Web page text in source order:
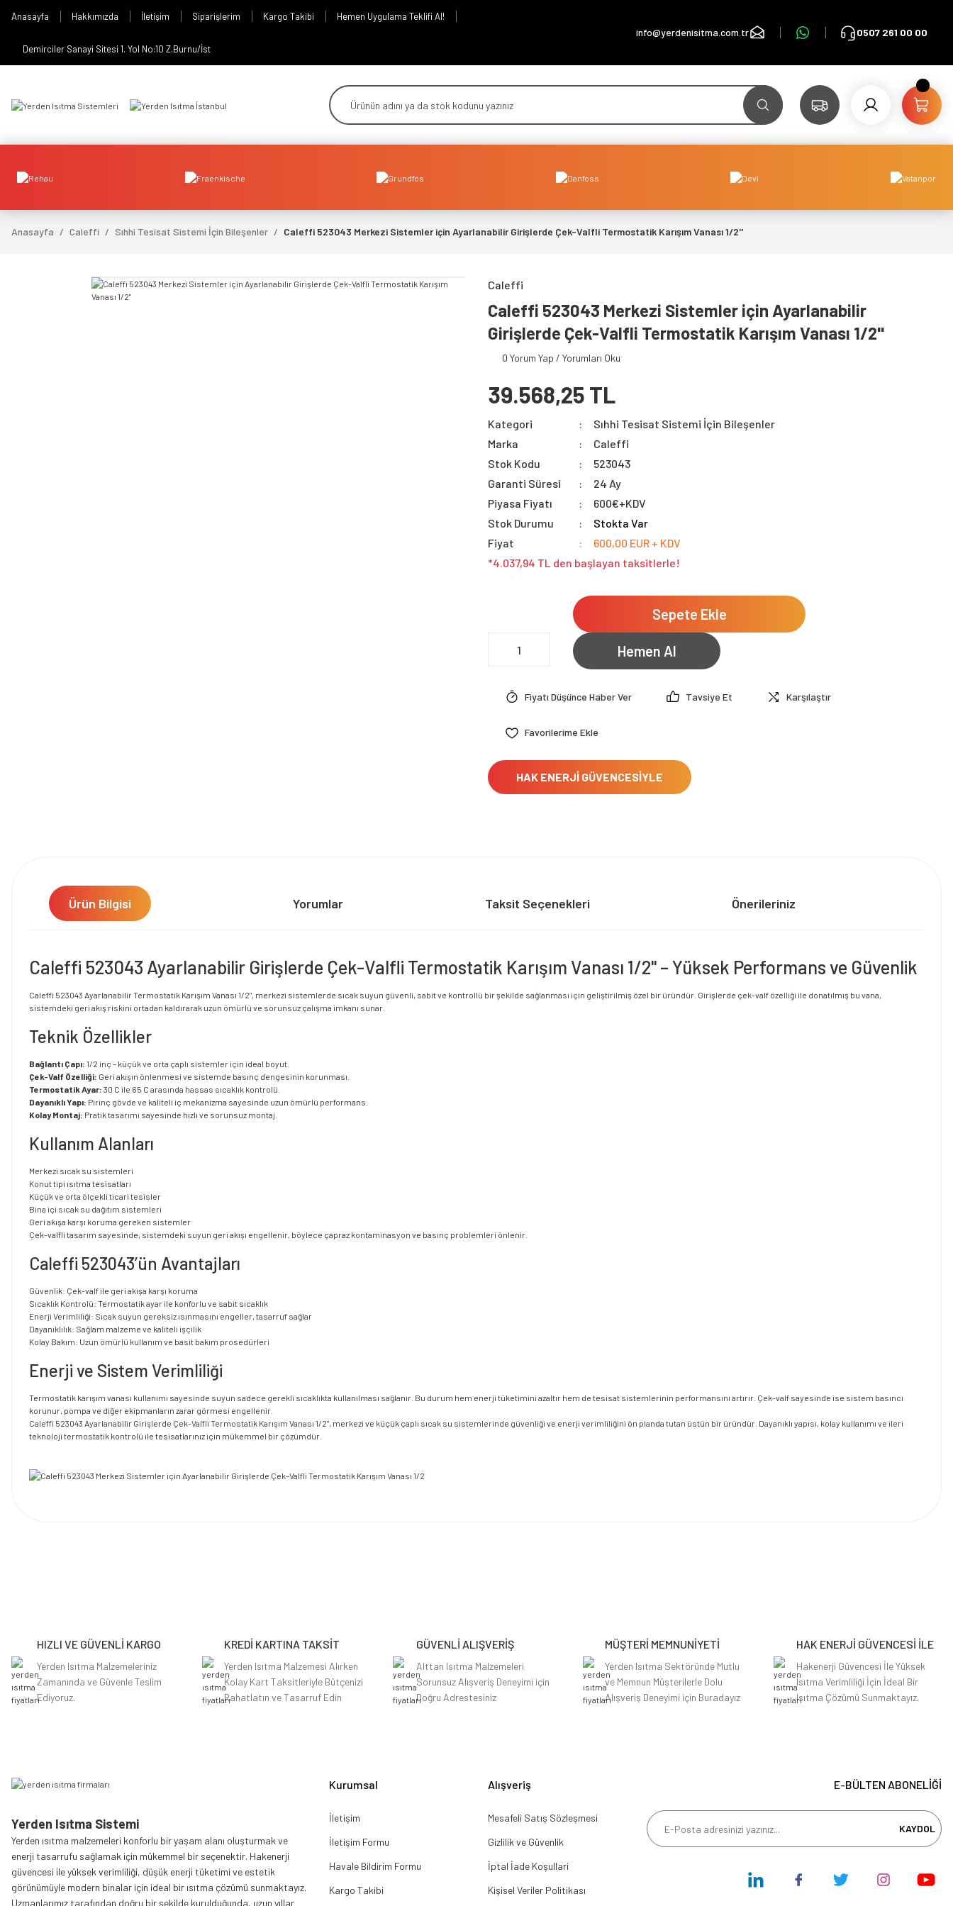
Anasayfa Hakkımızda İletişim Siparişlerim Kargo Takibi Hemen Uygulama Teklifi Al!
Demirciler Sanayi Sitesi 1. Yol No:10 Z.Burnu/İst
info@yerdenisitma.com.tr 0507 261 00 00
Anasayfa Caleffi Sıhhi Tesisat Sistemi İçin Bileşenler Caleffi 523043 Merkezi Sistemler için Ayarlanabilir Girişlerde Çek-Valfli Termostatik Karışım Vanası 1/2''
Caleffi
Caleffi 523043 Merkezi Sistemler için Ayarlanabilir
Girişlerde Çek-Valfli Termostatik Karışım Vanası 1/2''
0 Yorum Yap / Yorumları Oku
39.568,25 TL
Kategori
Sıhhi Tesisat Sistemi İçin Bileşenler
Marka
Caleffi
Stok Kodu
523043
Garanti Süresi
24 Ay
Piyasa Fiyatı
600€+KDV
Stok Durumu
Stokta Var
Fiyat
600,00 EUR + KDV
*4.037,94 TL den başlayan taksitlerle!
Sepete Ekle
Hemen Al
Fiyatı Düşünce Haber Ver Tavsiye Et Karşılaştır
HAK ENERJİ GÜVENCESİYLE
Ürün Bilgisi Yorumlar Taksit Seçenekleri Önerileriniz
Caleffi 523043 Ayarlanabilir Girişlerde Çek-Valfli Termostatik Karışım Vanası 1/2" – Yüksek Performans ve Güvenlik
Caleffi 523043 Ayarlanabilir Termostatik Karışım Vanası 1/2", merkezi sistemlerde sıcak suyun güvenli, sabit ve kontrollü bir şekilde sağlanması için geliştirilmiş özel bir üründür. Girişlerde çek-valf özelliği ile donatılmış bu vana,
sistemdeki geri akış riskini ortadan kaldırarak uzun ömürlü ve sorunsuz çalışma imkanı sunar.
Teknik Özellikler
Bağlantı Çapı: 1/2 inç – küçük ve orta çaplı sistemler için ideal boyut.
Çek-Valf Özelliği: Geri akışın önlenmesi ve sistemde basınç dengesinin korunması.
Termostatik Ayar: 30 C ile 65 C arasında hassas sıcaklık kontrolü.
Dayanıklı Yapı: Pirinç gövde ve kaliteli iç mekanizma sayesinde uzun ömürlü performans.
Kolay Montaj: Pratik tasarımı sayesinde hızlı ve sorunsuz montaj.
Kullanım Alanları
Merkezi sıcak su sistemleri
Konut tipi ısıtma tesisatları
Küçük ve orta ölçekli ticari tesisler
Bina içi sıcak su dağıtım sistemleri
Geri akışa karşı koruma gereken sistemler
Çek-valfli tasarım sayesinde, sistemdeki suyun geri akışı engellenir, böylece çapraz kontaminasyon ve basınç problemleri önlenir.
Caleffi 523043’ün Avantajları
Güvenlik: Çek-valf ile geri akışa karşı koruma
Sıcaklık Kontrolü: Termostatik ayar ile konforlu ve sabit sıcaklık
Enerji Verimliliği: Sıcak suyun gereksiz ısınmasını engeller, tasarruf sağlar
Dayanıklılık: Sağlam malzeme ve kaliteli işçilik
Kolay Bakım: Uzun ömürlü kullanım ve basit bakım prosedürleri
Enerji ve Sistem Verimliliği
Termostatik karışım vanası kullanımı sayesinde suyun sadece gerekli sıcaklıkta kullanılması sağlanır. Bu durum hem enerji tüketimini azaltır hem de tesisat sistemlerinin performansını artırır. Çek-valf sayesinde ise sistem basıncı
korunur, pompa ve diğer ekipmanların zarar görmesi engellenir.
Caleffi 523043 Ayarlanabilir Girişlerde Çek-Valfli Termostatik Karışım Vanası 1/2", merkezi ve küçük çaplı sıcak su sistemlerinde güvenliği ve enerji verimliliğini ön planda tutan üstün bir üründür. Dayanıklı yapısı, kolay kullanımı ve ileri
teknoloji termostatik kontrolü ile tesisatlarınız için mükemmel bir çözümdür.
Ürün bilgilerinde hatalar bulunuyor.
Ürün fiyatı diğer sitelerden daha pahalı.
Bu ürüne benzer farklı alternatifler olmalı.
HIZLI VE GÜVENLİ KARGO
Yerden Isıtma Malzemeleriniz
Zamanında ve Güvenle Teslim
Ediyoruz.
KREDİ KARTINA TAKSİT
Yerden Isıtma Malzemesi Alırken
Kolay Kart Taksitleriyle Bütçenizi
Rahatlatın ve Tasarruf Edin
GÜVENLİ ALIŞVERİŞ
Alttan Isıtma Malzemeleri
Sorunsuz Alışveriş Deneyimi için
Doğru Adrestesiniz
MÜŞTERİ MEMNUNİYETİ
Yerden Isıtma Sektöründe Mutlu
ve Memnun Müşterilerle Dolu
Alışveriş Deneyimi için Buradayız
HAK ENERJİ GÜVENCESİ İLE
Hakenerji Güvencesi İle Yüksek
Isıtma Verimliliği İçin İdeal Bir
Isıtma Çözümü Sunmaktayız.
Yerden Isıtma Sistemi
Yerden ısıtma malzemeleri konforlu bir yaşam alanı oluşturmak ve
enerji tasarrufu sağlamak için mükemmel bir seçenektir. Hakenerji
güvencesi ile yüksek verimliliği, düşük enerji tüketimi ve estetik
görünümüyle modern binalar için ideal bir ısıtma çözümü sunmaktayız.
Uzmanlarımız tarafından doğru bir şekilde kurulduğunda, uzun yıllar
Kurumsal
İletişim
İletişim Formu
Havale Bildirim Formu
Kargo Takibi
Alışveriş
Mesafeli Satış Sözleşmesi
Gizlilik ve Güvenlik
İptal İade Koşullari
Kişisel Veriler Politikası
E-BÜLTEN ABONELİĞİ
KAYDOL